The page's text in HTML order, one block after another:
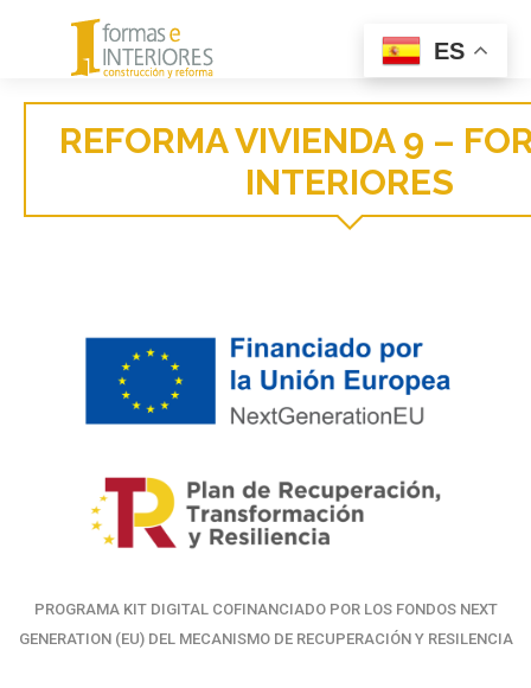
REFORMA VIVIENDA 9 –
INTERIORES
PROGRAMA KIT DIGITAL COFINANCIADO POR LOS FONDOS NEXT
GENERATION (EU) DEL MECANISMO DE RECUPERACIÓN Y RESILENCIA
ES